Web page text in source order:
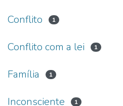
Conflito 1
Conflito com a lei 1
Família 1
Inconsciente 1